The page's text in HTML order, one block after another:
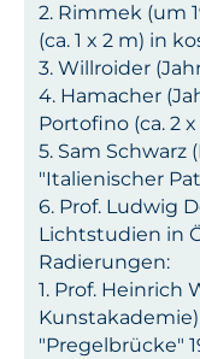
2. Rimmek (um
(ca. 1 x 2 m) in
3. Willroider
4. Hamacher
Portofino (ca. 2 x
5. Sam Schwarz
"Italienischer
6. Prof. Ludwig
Lichtstudien in
Radierungen:
1. Prof. Heinrich
"Pregelbrücke"